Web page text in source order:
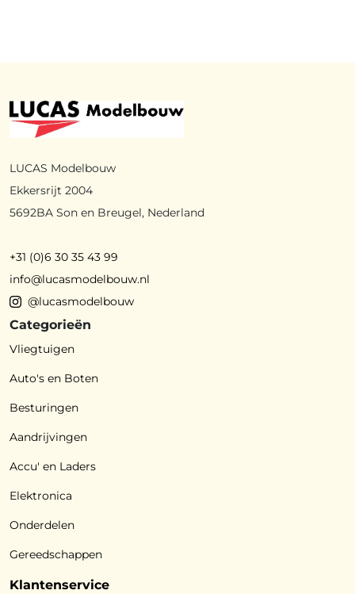
LUCAS Modelbouw
Ekkersrijt 2004
5692BA Son en Breugel, Nederland
+31 (0)6 30 35 43 99
info@lucasmodelbouw.nl
@lucasmodelbouw
Categorieën
Vliegtuigen
Auto's en Boten
Besturingen
Aandrijvingen
Accu' en Laders
Elektronica
Onderdelen
Gereedschappen
Klantenservice